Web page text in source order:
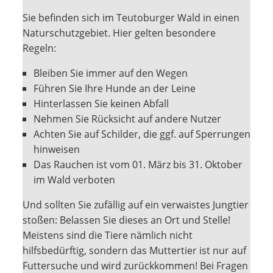
Sie befinden sich im Teutoburger Wald in einen
Naturschutzgebiet. Hier gelten besondere
Regeln:
Bleiben Sie immer auf den Wegen
Führen Sie Ihre Hunde an der Leine
Hinterlassen Sie keinen Abfall
Nehmen Sie Rücksicht auf andere Nutzer
Achten Sie auf Schilder, die ggf. auf Sperrungen
hinweisen
Das Rauchen ist vom 01. März bis 31. Oktober
im Wald verboten
Und sollten Sie zufällig auf ein verwaistes Jungtier
stoßen: Belassen Sie dieses an Ort und Stelle!
Meistens sind die Tiere nämlich nicht
hilfsbedürftig, sondern das Muttertier ist nur auf
Futtersuche und wird zurückkommen! Bei Fragen